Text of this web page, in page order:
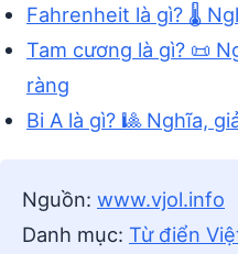
Fahrenheit là gì? 🌡️
Tam cương là gì? 📜
ràng
Bi A là gì? 🎱 Nghĩa,
Nguồn: www.vjol.info
Danh mục: Từ điển